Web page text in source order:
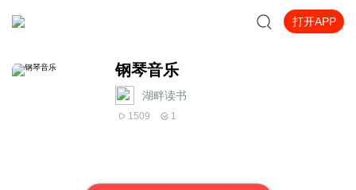
打开APP
钢琴音乐
湖畔读书
1509 1